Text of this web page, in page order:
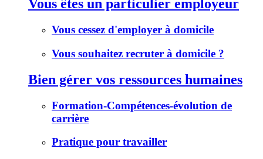
Vous êtes un particulier employeur
Vous cessez d'employer à domicile
Vous souhaitez recruter à domicile ?
Bien gérer vos ressources humaines
Formation-Compétences-évolution de
carrière
Pratique pour travailler